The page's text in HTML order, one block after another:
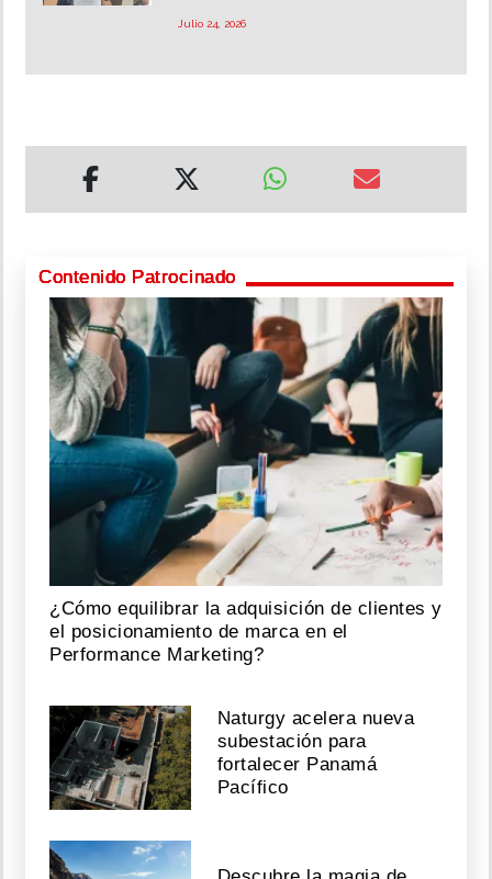
Julio 24, 2026
Contenido Patrocinado
¿Cómo equilibrar la adquisición de clientes y
el posicionamiento de marca en el
Performance Marketing?
Naturgy acelera nueva
subestación para
fortalecer Panamá
Pacífico